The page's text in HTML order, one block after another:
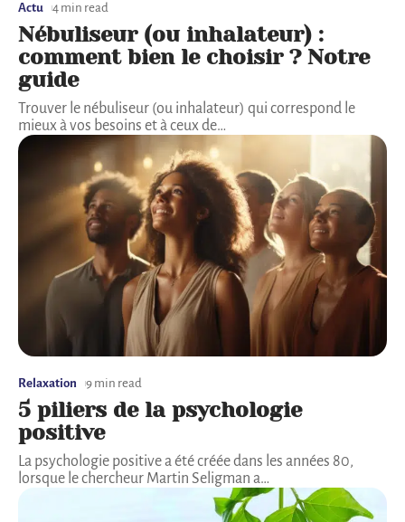
Actu 4 min read
Nébuliseur (ou inhalateur) :
comment bien le choisir ? Notre
guide
Trouver le nébuliseur (ou inhalateur) qui correspond le
mieux à vos besoins et à ceux de…
Relaxation 9 min read
5 piliers de la psychologie
positive
La psychologie positive a été créée dans les années 80,
lorsque le chercheur Martin Seligman a…